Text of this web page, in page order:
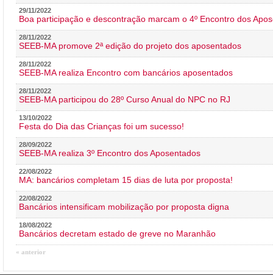
29/11/2022
Boa participação e descontração marcam o 4º Encontro dos
28/11/2022
SEEB-MA promove 2ª edição do projeto dos aposentados
28/11/2022
SEEB-MA realiza Encontro com bancários aposentados
28/11/2022
SEEB-MA participou do 28º Curso Anual do NPC no RJ
13/10/2022
Festa do Dia das Crianças foi um sucesso!
28/09/2022
SEEB-MA realiza 3º Encontro dos Aposentados
22/08/2022
MA: bancários completam 15 dias de luta por proposta!
22/08/2022
Bancários intensificam mobilização por proposta digna
18/08/2022
Bancários decretam estado de greve no Maranhão
« anterior